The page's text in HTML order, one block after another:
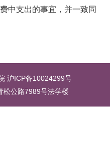
中支出的事宜，并一致同
沪ICP备10024299号
松公路7989号法学楼